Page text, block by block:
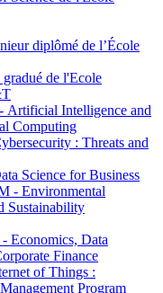
diplômé de l’École
de l'Ecole
Intelligence and
Computing
: Threats and
Science for Business
- Environmental
Sustainability
Economics, Data
Finance
of Things :
Program